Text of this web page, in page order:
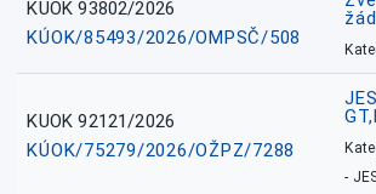
KUOK 93802/2026
KÚOK/85493/2026/OMPSČ/508
KUOK 92121/2026
KÚOK/75279/2026/OŽPZ/7288
-